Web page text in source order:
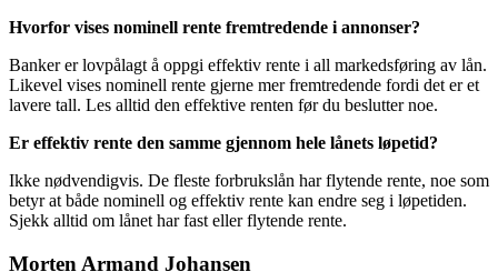
Hvorfor vises nominell rente fremtredende i annonser?
Banker er lovpålagt å oppgi effektiv rente i all markedsføring av lån.
Likevel vises nominell rente gjerne mer fremtredende fordi det er et
lavere tall. Les alltid den effektive renten før du beslutter noe.
Er effektiv rente den samme gjennom hele lånets løpetid?
Ikke nødvendigvis. De fleste forbrukslån har flytende rente, noe som
betyr at både nominell og effektiv rente kan endre seg i løpetiden.
Sjekk alltid om lånet har fast eller flytende rente.
Morten Armand Johansen